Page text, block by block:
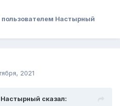
пользователем Настырный
2021
сказал: